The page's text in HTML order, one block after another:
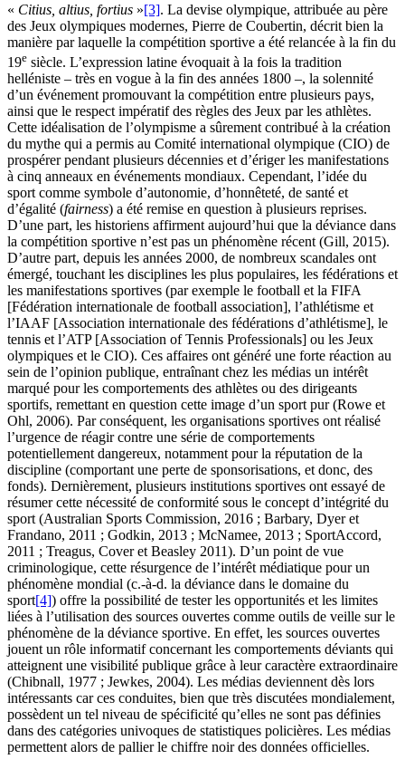
« Citius, altius, fortius »[3]. La devise olympique, attribuée au père
des Jeux olympiques modernes, Pierre de Coubertin, décrit bien la
manière par laquelle la compétition sportive a été relancée à la fin du
19e siècle. L’expression latine évoquait à la fois la tradition
helléniste – très en vogue à la fin des années 1800 –, la solennité
d’un événement promouvant la compétition entre plusieurs pays,
ainsi que le respect impératif des règles des Jeux par les athlètes.
Cette idéalisation de l’olympisme a sûrement contribué à la création
du mythe qui a permis au Comité international olympique (CIO) de
prospérer pendant plusieurs décennies et d’ériger les manifestations
à cinq anneaux en événements mondiaux. Cependant, l’idée du
sport comme symbole d’autonomie, d’honnêteté, de santé et
d’égalité (fairness) a été remise en question à plusieurs reprises.
D’une part, les historiens affirment aujourd’hui que la déviance dans
la compétition sportive n’est pas un phénomène récent (Gill, 2015).
D’autre part, depuis les années 2000, de nombreux scandales ont
émergé, touchant les disciplines les plus populaires, les fédérations et
les manifestations sportives (par exemple le football et la FIFA
[Fédération internationale de football association], l’athlétisme et
l’IAAF [Association internationale des fédérations d’athlétisme], le
tennis et l’ATP [Association of Tennis Professionals] ou les Jeux
olympiques et le CIO). Ces affaires ont généré une forte réaction au
sein de l’opinion publique, entraînant chez les médias un intérêt
marqué pour les comportements des athlètes ou des dirigeants
sportifs, remettant en question cette image d’un sport pur (Rowe et
Ohl, 2006). Par conséquent, les organisations sportives ont réalisé
l’urgence de réagir contre une série de comportements
potentiellement dangereux, notamment pour la réputation de la
discipline (comportant une perte de sponsorisations, et donc, des
fonds). Dernièrement, plusieurs institutions sportives ont essayé de
résumer cette nécessité de conformité sous le concept d’intégrité du
sport (Australian Sports Commission, 2016 ; Barbary, Dyer et
Frandano, 2011 ; Godkin, 2013 ; McNamee, 2013 ; SportAccord,
2011 ; Treagus, Cover et Beasley 2011). D’un point de vue
criminologique, cette résurgence de l’intérêt médiatique pour un
phénomène mondial (c.-à-d. la déviance dans le domaine du
sport[4]) offre la possibilité de tester les opportunités et les limites
liées à l’utilisation des sources ouvertes comme outils de veille sur le
phénomène de la déviance sportive. En effet, les sources ouvertes
jouent un rôle informatif concernant les comportements déviants qui
atteignent une visibilité publique grâce à leur caractère extraordinaire
(Chibnall, 1977 ; Jewkes, 2004). Les médias deviennent dès lors
intéressants car ces conduites, bien que très discutées mondialement,
possèdent un tel niveau de spécificité qu’elles ne sont pas définies
dans des catégories univoques de statistiques policières. Les médias
permettent alors de pallier le chiffre noir des données officielles.